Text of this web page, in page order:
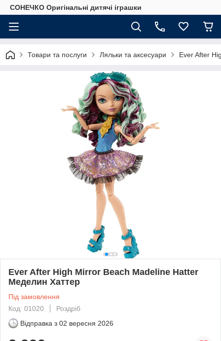
СОНЕЧКО Оригінальні дитячі іграшки
Товари та послуги Ляльки та аксесуари Ever After
Ever After High Mirror Beach Madeline Hatter
Меделин Хаттер
Під замовлення
Код: 01020
Роздріб
Відправка з 02 вересня 2026